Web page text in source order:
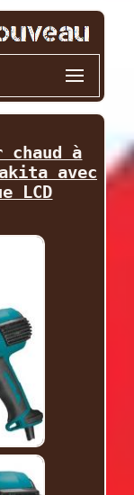
à
avec
LCD